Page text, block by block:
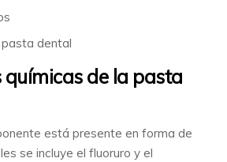
dental
de la pasta
está presente en forma de
se incluye el fluoruro y el